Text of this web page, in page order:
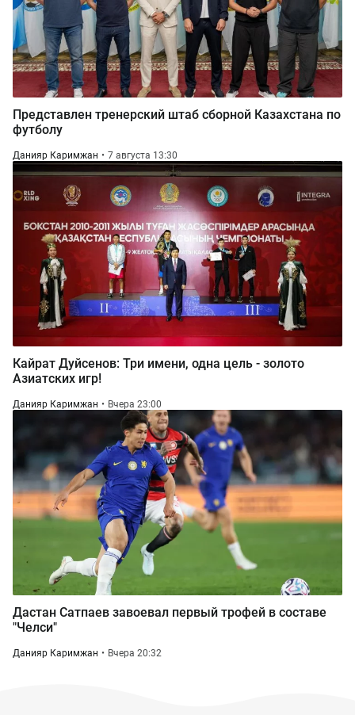
Представлен тренерский штаб сборной Казахстана по
футболу
Данияр Каримжан 7 августа 13:30
Кайрат Дуйсенов: Три имени, одна цель - золото
Азиатских игр!
Данияр Каримжан Вчера 23:00
Дастан Сатпаев завоевал первый трофей в составе
"Челси"
Данияр Каримжан Вчера 20:32